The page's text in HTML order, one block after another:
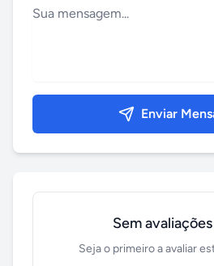
Enviar
Sem
Seja o primeiro a avaliar